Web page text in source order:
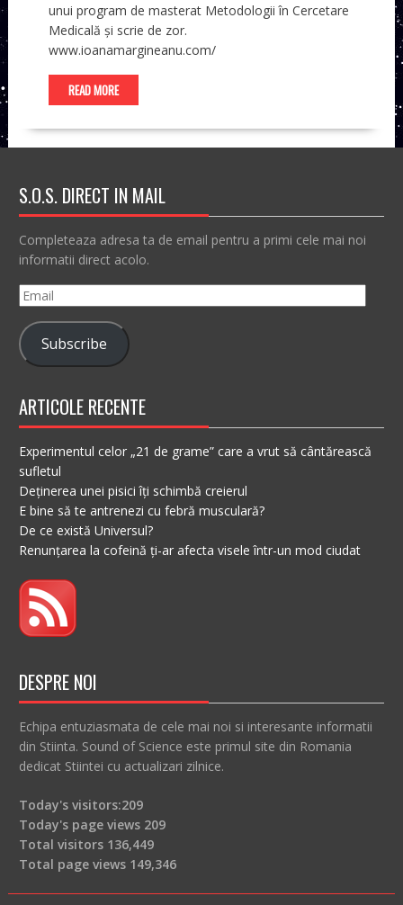
unui program de masterat Metodologii în Cercetare
Medicală și scrie de zor.
www.ioanamargineanu.com/
READ MORE
S.O.S. DIRECT IN MAIL
Completeaza adresa ta de email pentru a primi cele mai noi
informatii direct acolo.
Email
Subscribe
ARTICOLE RECENTE
Experimentul celor „21 de grame” care a vrut să cântărească
sufletul
Deținerea unei pisici îți schimbă creierul
E bine să te antrenezi cu febră musculară?
De ce există Universul?
Renunțarea la cofeină ți-ar afecta visele într-un mod ciudat
DESPRE NOI
Echipa entuziasmata de cele mai noi si interesante informatii
din Stiinta. Sound of Science este primul site din Romania
dedicat Stiintei cu actualizari zilnice.
Today's visitors:209
Today's page views 209
Total visitors 136,449
Total page views 149,346